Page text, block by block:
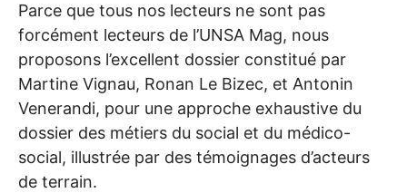
Parce que tous nos lecteurs ne sont pas
forcément lecteurs de l’UNSA Mag, nous
proposons l’excellent dossier constitué par
Martine Vignau, Ronan Le Bizec, et Antonin
Venerandi, pour une approche exhaustive du
dossier des métiers du social et du médico-
social, illustrée par des témoignages d’acteurs
de terrain.